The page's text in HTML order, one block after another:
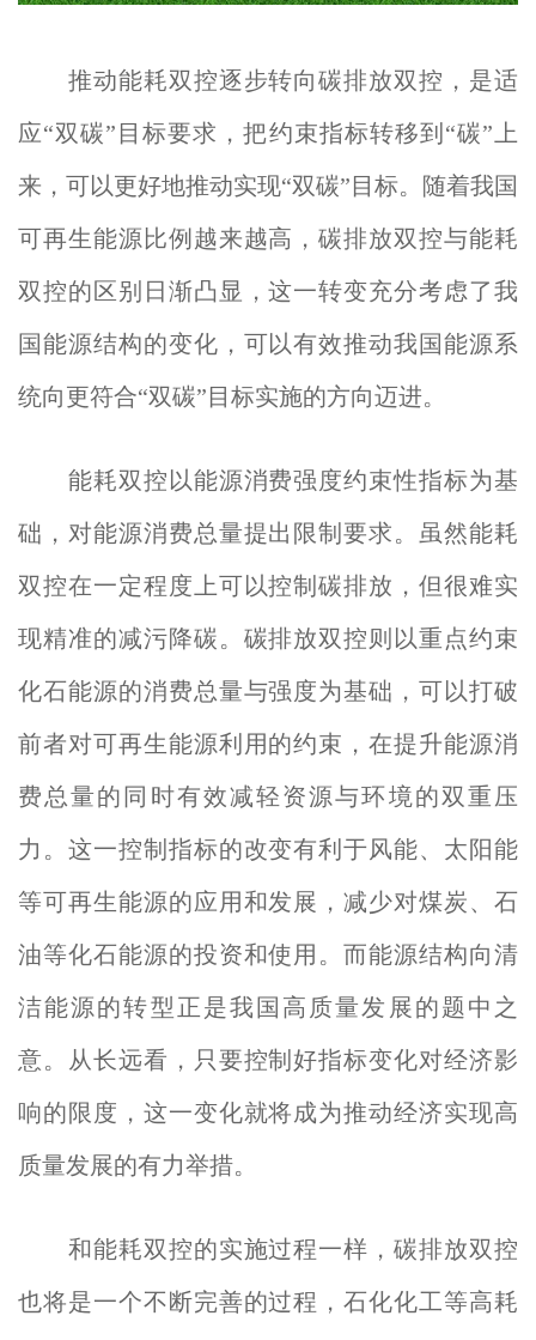
推动能耗双控逐步转向碳排放双控，是适
应“双碳”目标要求，把约束指标转移到“碳”上
来，可以更好地推动实现“双碳”目标。随着我国
可再生能源比例越来越高，碳排放双控与能耗
双控的区别日渐凸显，这一转变充分考虑了我
国能源结构的变化，可以有效推动我国能源系
统向更符合“双碳”目标实施的方向迈进。
能耗双控以能源消费强度约束性指标为基
础，对能源消费总量提出限制要求。虽然能耗
双控在一定程度上可以控制碳排放，但很难实
现精准的减污降碳。碳排放双控则以重点约束
化石能源的消费总量与强度为基础，可以打破
前者对可再生能源利用的约束，在提升能源消
费总量的同时有效减轻资源与环境的双重压
力。这一控制指标的改变有利于风能、太阳能
等可再生能源的应用和发展，减少对煤炭、石
油等化石能源的投资和使用。而能源结构向清
洁能源的转型正是我国高质量发展的题中之
意。从长远看，只要控制好指标变化对经济影
响的限度，这一变化就将成为推动经济实现高
质量发展的有力举措。
和能耗双控的实施过程一样，碳排放双控
也将是一个不断完善的过程，石化化工等高耗